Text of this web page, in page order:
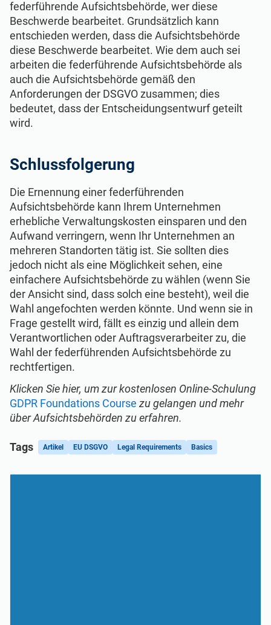
federführende Aufsichtsbehörde, wer diese
Beschwerde bearbeitet. Grundsätzlich kann
entschieden werden, dass die Aufsichtsbehörde
diese Beschwerde bearbeitet. Wie dem auch sei
arbeiten die federführende Aufsichtsbehörde als
auch die Aufsichtsbehörde gemäß den
Anforderungen der DSGVO zusammen; dies
bedeutet, dass der Entscheidungsentwurf geteilt
wird.
Schlussfolgerung
Die Ernennung einer federführenden
Aufsichtsbehörde kann Ihrem Unternehmen
erhebliche Verwaltungskosten einsparen und den
Aufwand verringern, wenn Ihr Unternehmen an
mehreren Standorten tätig ist. Sie sollten dies
jedoch nicht als eine Möglichkeit sehen, eine
einfachere Aufsichtsbehörde zu wählen (wenn Sie
der Ansicht sind, dass solch eine besteht), weil die
Wahl angefochten werden könnte. Und wenn sie in
Frage gestellt wird, fällt es einzig und allein dem
Verantwortlichen oder Auftragsverarbeiter zu, die
Wahl der federführenden Aufsichtsbehörde zu
rechtfertigen.
Klicken Sie hier, um zur kostenlosen Online-Schulung
GDPR Foundations Course zu gelangen und mehr
über Aufsichtsbehörden zu erfahren.
Tags Artikel EU DSGVO Legal Requirements Basics